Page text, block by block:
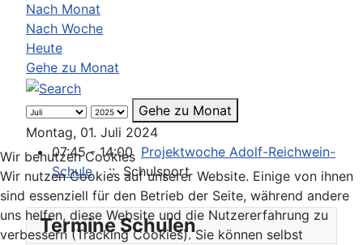
Nach Monat
Nach Woche
Heute
Gehe zu Monat
Gehe zu Monat
Montag, 01. Juli 2024
07:45 - 14:00 Projektwoche Adolf-Reichwein-
Schule :: Schulsport
Termine Schulen
Wir benutzen Cookies
Wir nutzen Cookies auf unserer Website. Einige von ihnen
sind essenziell für den Betrieb der Seite, während andere
uns helfen, diese Website und die Nutzererfahrung zu
verbessern (Tracking Cookies). Sie können selbst